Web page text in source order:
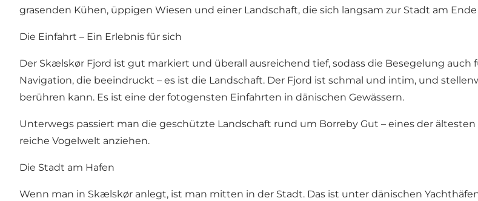
grasenden Kühen, üppigen Wiesen und einer Landschaft, die sich langsam zur Stadt am
Die Einfahrt – Ein Erlebnis für sich
Der Skælskør Fjord ist gut markiert und überall ausreichend tief, sodass die Besegelung
Navigation, die beeindruckt – es ist die Landschaft. Der Fjord ist schmal und intim, und
berühren kann. Es ist eine der fotogensten Einfahrten in dänischen Gewässern.
Unterwegs passiert man die geschützte Landschaft rund um Borreby Gut – eines der
reiche Vogelwelt anziehen.
Die Stadt am Hafen
Wenn man in Skælskør anlegt, ist man mitten in der Stadt. Das ist unter dänischen